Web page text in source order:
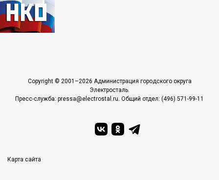
Copyright © 2001–2026 Администрация городского округа
Электросталь.
Пресс-служба: pressa@electrostal.ru. Общий отдел: (496) 571-99-11
Карта сайта